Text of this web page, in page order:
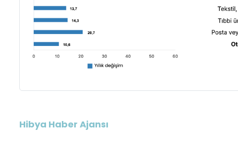
Hibya Haber Ajansı